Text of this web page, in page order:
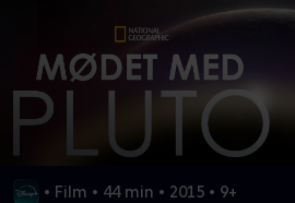
• Film • 44 min • 2015 • 9+